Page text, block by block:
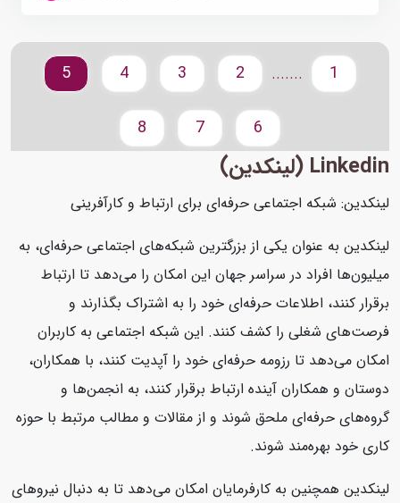
.......
Linkedin (لینکدین)
لینکدین: شبکه اجتماعی حرفه‌ای برای ارتباط و کارآفرینی
لینکدین به عنوان یکی از بزرگترین شبکه‌های اجتماعی حرفه‌ای، به
میلیون‌ها افراد در سراسر جهان این امکان را می‌دهد تا ارتباط
برقرار کنند، اطلاعات حرفه‌ای خود را به اشتراک بگذارند و
فرصت‌های شغلی را کشف کنند. این شبکه اجتماعی به کاربران
امکان می‌دهد تا رزومه حرفه‌ای خود را آپدیت کنند، با همکاران،
دوستان و همکاران آینده ارتباط برقرار کنند، به انجمن‌ها و
گروه‌های حرفه‌ای ملحق شوند و از مقالات و مطالب مرتبط با حوزه
کاری خود بهره‌مند شوند.
لینکدین همچنین به کارفرمایان امکان می‌دهد تا به دنبال نیروهای